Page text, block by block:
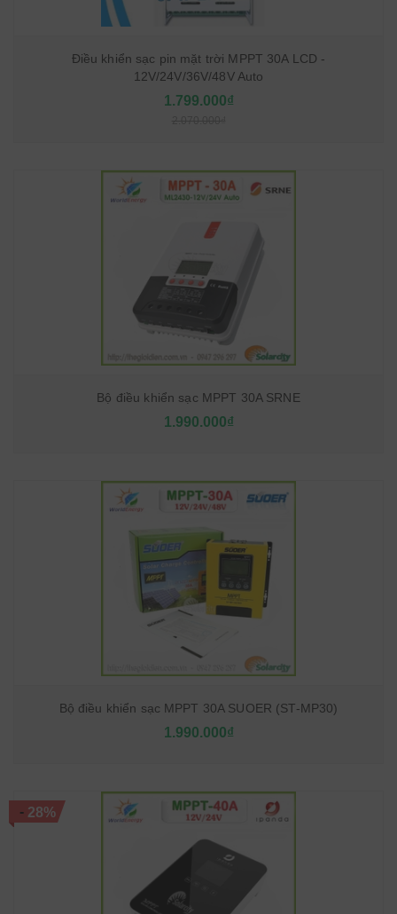
Điều khiển sạc pin mặt trời MPPT 30A LCD -
12V/24V/36V/48V Auto
1.799.000₫
Bộ điều khiển sạc MPPT 30A SRNE
1.990.000₫
Bộ điều khiển sạc MPPT 30A SUOER (ST-MP30)
1.990.000₫
-28%